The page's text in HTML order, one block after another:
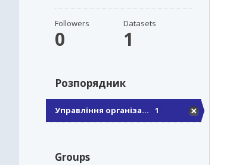
Followers
0
Datasets
1
Розпорядник
Управління організа... 1
Groups